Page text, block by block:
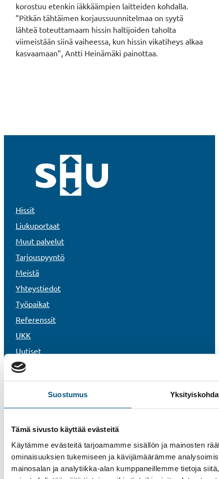
Suostumus
Tämä sivusto käyttää evästeitä
Käytämme evästeitä tarjoamamme sisällön ja mainosten
ominaisuuksien tukemiseen ja kävijämäärämme
mainosalan ja analytiikka-alan kumppaneillemme tietoja
korostuu etenkin iäkkäämpien laitteiden kohdalla.
”Pitkän tähtäimen korjaussuunnitelmaa on syytä
lähteä toteuttamaam hissin haltijoiden taholta
viimeistään siinä vaiheessa, kun hissin vikatiheys alkaa
kasvaamaan”, Antti Heinämäki painottaa.
Hissit
Liukuportaat
Muut palvelut
Tarjouspyyntö
Meistä
Yhteystiedot
Työpaikat
Referenssit
UKK
Uutiset
Vastuullisuus
Tietoa evästeistä